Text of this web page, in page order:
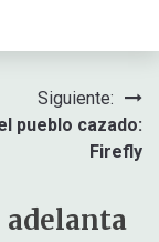
Siguiente:
pueblo cazado:
Firefly
adelanta